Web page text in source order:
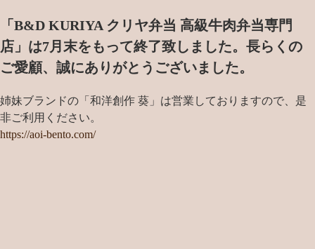
「B&D KURIYA クリヤ弁当 高級牛肉弁当専門
店」は7月末をもって終了致しました。 長らくの
ご愛顧、誠にありがとうございました。
姉妹ブランドの「和洋創作 葵」は営業しておりますので、是
非ご利用ください。
https://aoi-bento.com/